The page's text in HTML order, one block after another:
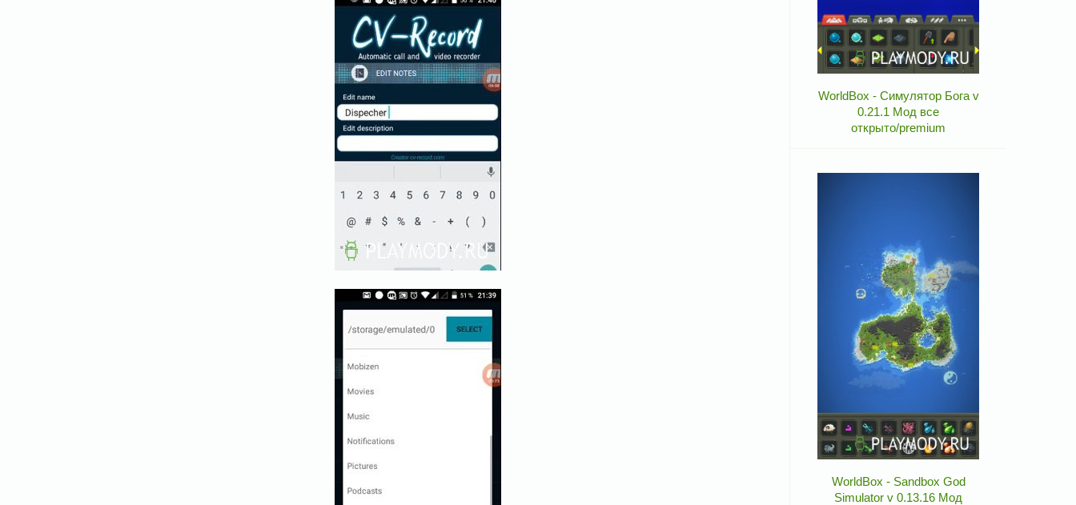
WorldBox - Симулятор Бога v
0.21.1 Мод все
открыто/premium
WorldBox - Sandbox God
Simulator v 0.13.16 Мод